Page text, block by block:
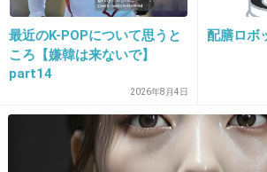
ゃったらいいんじゃないですか」とぶった斬りマツ
に夢中！」で、女子大生の飲み事情に「死んじゃっ
すか」とぶった斬り - ライブドアニュース2日放送...
2014/06/16(月) 17:06:06
最近のK-POPについて思うと
ころ【嫌韓は来ないで】
part14
2026年8月4日
配膳ロボ